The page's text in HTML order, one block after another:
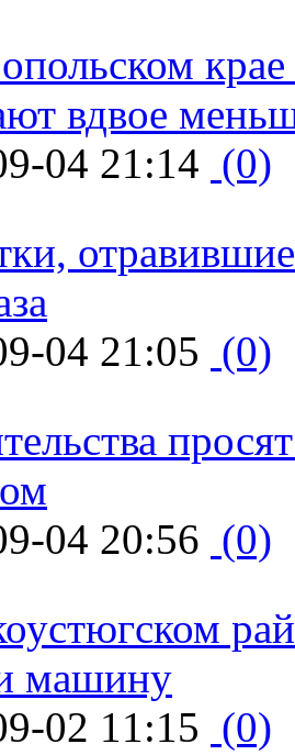
вдвое
04 21:14 (0)
04 21:05 (0)
04 20:56 (0)
машину
02 11:15 (0)